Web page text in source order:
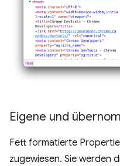
Eigene und
Fett formatierte
zugewiesen. Sie werden